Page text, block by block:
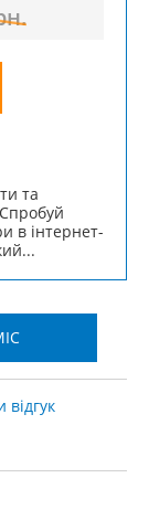
та
в інтернет-